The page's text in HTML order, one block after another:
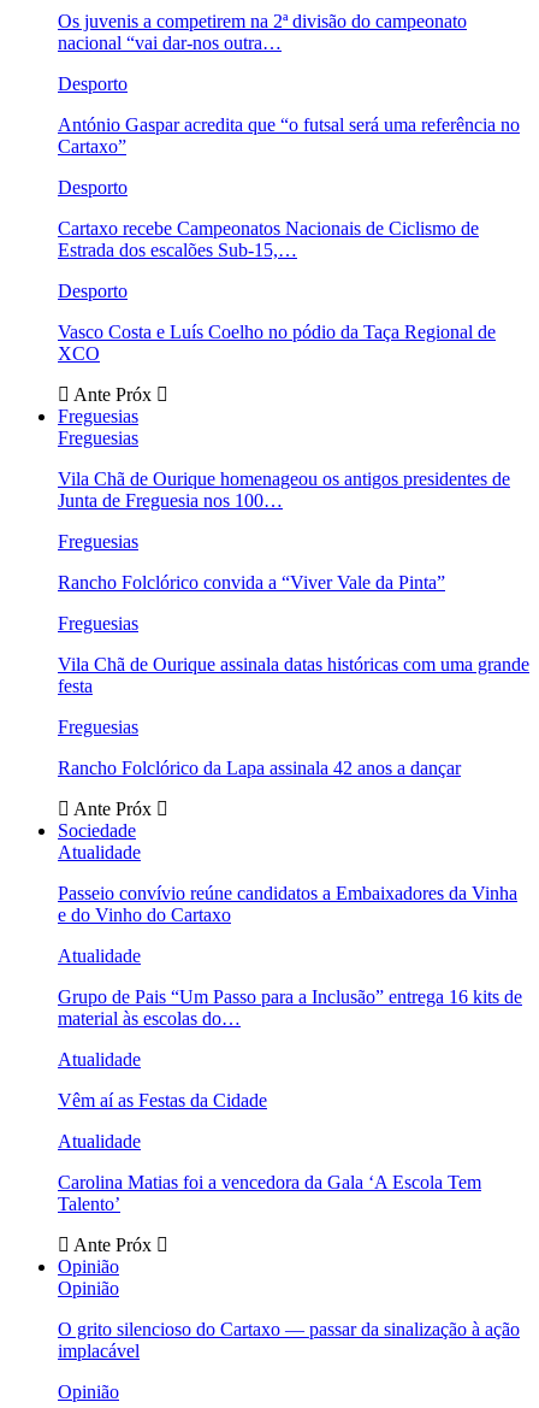
Os juvenis a competirem na 2ª divisão do campeonato
nacional “vai dar-nos outra…
Desporto
António Gaspar acredita que “o futsal será uma referência no
Cartaxo”
Desporto
Cartaxo recebe Campeonatos Nacionais de Ciclismo de
Estrada dos escalões Sub-15,…
Desporto
Vasco Costa e Luís Coelho no pódio da Taça Regional de
XCO
Ante Próx
Freguesias
Freguesias
Vila Chã de Ourique homenageou os antigos presidentes de
Junta de Freguesia nos 100…
Freguesias
Rancho Folclórico convida a “Viver Vale da Pinta”
Freguesias
Vila Chã de Ourique assinala datas históricas com uma grande
festa
Freguesias
Rancho Folclórico da Lapa assinala 42 anos a dançar
Ante Próx
Sociedade
Atualidade
Passeio convívio reúne candidatos a Embaixadores da Vinha
e do Vinho do Cartaxo
Atualidade
Grupo de Pais “Um Passo para a Inclusão” entrega 16 kits de
material às escolas do…
Atualidade
Vêm aí as Festas da Cidade
Atualidade
Carolina Matias foi a vencedora da Gala ‘A Escola Tem
Talento’
Ante Próx
Opinião
Opinião
O grito silencioso do Cartaxo — passar da sinalização à ação
implacável
Opinião